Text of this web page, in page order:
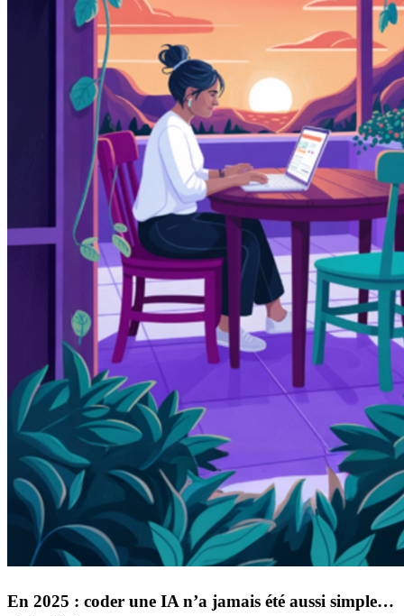
En 2025 : coder une IA n’a jamais été aussi simple…